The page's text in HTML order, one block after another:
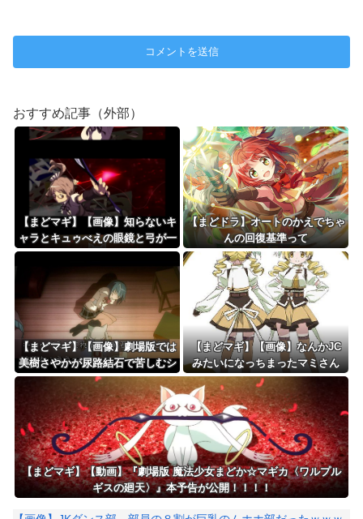
おすすめ記事（外部）
【まどマギ】【画像】知らないキ
ャラとキュゥべえの眼鏡と弓が一
緒…
【まどドラ】オートのかえでちゃ
んの回復基準って
【まどマギ】【画像】劇場版では
美樹さやかが尿路結石で苦しむシ
ーンが追加されたってホントです
か？
【まどマギ】【画像】なんかJC
みたいになっちまったマミさん
【まどマギ】【動画】『劇場版 魔法少女まどか☆マギカ〈ワルプル
ギスの廻天〉』本予告が公開！！！！